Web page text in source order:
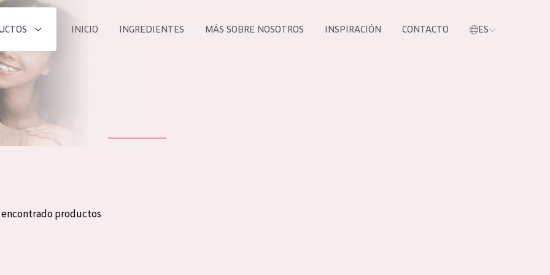
INICIO INGREDIENTES MÁS SOBRE NOSOTROS INSPIRACIÓN CONTACTO ES
encontrado productos